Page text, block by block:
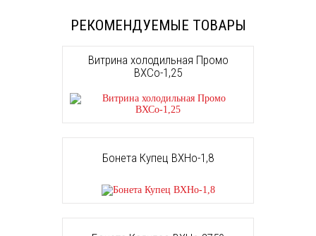
РЕКОМЕНДУЕМЫЕ ТОВАРЫ
Витрина холодильная Промо
ВХСо-1,25
Бонета Купец ВХНо-1,8